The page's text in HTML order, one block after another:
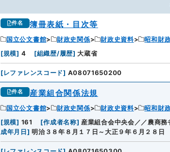
件名 簿冊表紙・目次等
国立公文書館 財政史関係 財政史資料 昭和財
[規模] 4 [組織歴/履歴] 大蔵省
[レファレンスコード] A08071650200
件名 産業組合関係法規
国立公文書館 財政史関係 財政史資料 昭和財
[規模] 161 [作成者名称] 産業組合会中央会／／農商
成年月日] 明治３８年８月１７日～大正９年６月２８日